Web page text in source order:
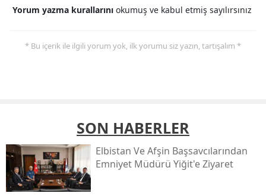
Yorum yazma kurallarını okumuş ve kabul etmiş sayılırsınız
* Bu içerik ile ilgili yorum yok, ilk yorumu siz yazın, tartışalım *
SON HABERLER
Elbistan Ve Afşin Başsavcılarından
Emniyet Müdürü Yiğit'e Ziyaret